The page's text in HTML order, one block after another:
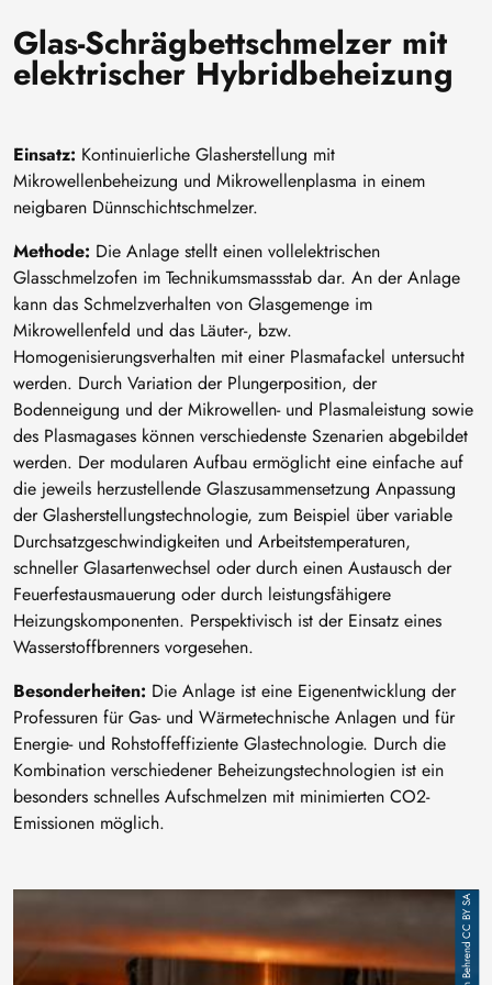
Glas-Schrägbettschmelzer mit
elektrischer Hybridbeheizung
Einsatz: Kontinuierliche Glasherstellung mit
Mikrowellenbeheizung und Mikrowellenplasma in einem
neigbaren Dünnschichtschmelzer.
Methode: Die Anlage stellt einen vollelektrischen
Glasschmelzofen im Technikumsmassstab dar. An der Anlage
kann das Schmelzverhalten von Glasgemenge im
Mikrowellenfeld und das Läuter-, bzw.
Homogenisierungsverhalten mit einer Plasmafackel untersucht
werden. Durch Variation der Plungerposition, der
Bodenneigung und der Mikrowellen- und Plasmaleistung sowie
des Plasmagases können verschiedenste Szenarien abgebildet
werden. Der modularen Aufbau ermöglicht eine einfache auf
die jeweils herzustellende Glaszusammensetzung Anpassung
der Glasherstellungstechnologie, zum Beispiel über variable
Durchsatzgeschwindigkeiten und Arbeitstemperaturen,
schneller Glasartenwechsel oder durch einen Austausch der
Feuerfestausmauerung oder durch leistungsfähigere
Heizungskomponenten. Perspektivisch ist der Einsatz eines
Wasserstoffbrenners vorgesehen.
Besonderheiten: Die Anlage ist eine Eigenentwicklung der
Professuren für Gas- und Wärmetechnische Anlagen und für
Energie- und Rohstoffeffiziente Glastechnologie. Durch die
Kombination verschiedener Beheizungstechnologien ist ein
besonders schnelles Aufschmelzen mit minimierten CO2-
Emissionen möglich.
Ralph Behrend CC BY SA